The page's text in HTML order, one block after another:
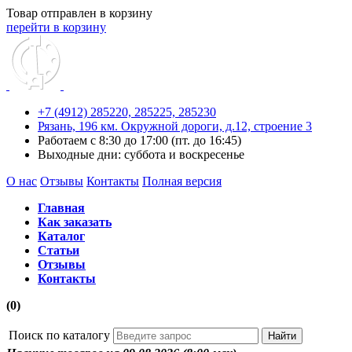
Товар отправлен в корзину
перейти в корзину
+7 (4912) 285220, 285225, 285230
Рязань, 196 км. Окружной дороги, д.12, строение 3
Работаем с 8:30 до 17:00 (пт. до 16:45)
Выходные дни: суббота и воскресенье
О нас Отзывы Контакты Полная версия
Главная
Как заказать
Каталог
Статьи
Отзывы
Контакты
(0)
Поиск по каталогу